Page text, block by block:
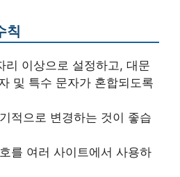
칙
리 이상으로 설정하고, 대문
및 특수 문자가 혼합되도록
적으로 변경하는 것이 좋습
를 여러 사이트에서 사용하